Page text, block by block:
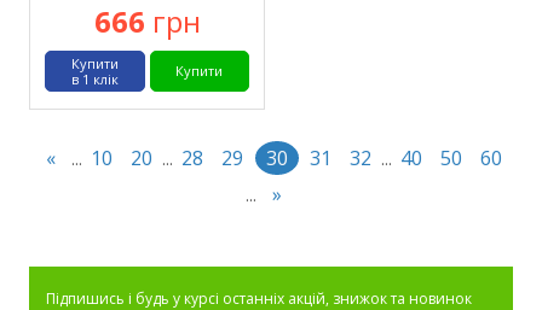
666 грн
Купити
Купити
в 1 клік
« ... 10 20 ... 28 29 30 31 32 ... 40 50 60
... »
Підпишись і будь у курсі останніх акцій, знижок та новинок